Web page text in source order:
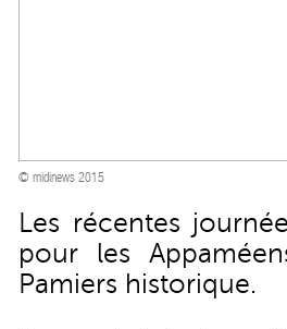
© midinews 2015
Les récentes
pour les
Pamiers historique.